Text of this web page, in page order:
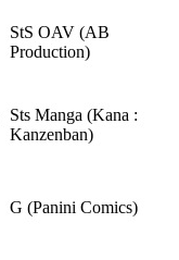
StS OAV (AB
Production)
Sts Manga (Kana :
Kanzenban)
G (Panini Comics)